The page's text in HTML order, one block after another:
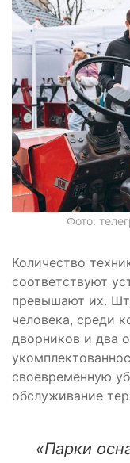
Фото:
Количество
соответствуют
превышают их.
человека, среди
дворников и два
своевременную
обслуживание
«Парки